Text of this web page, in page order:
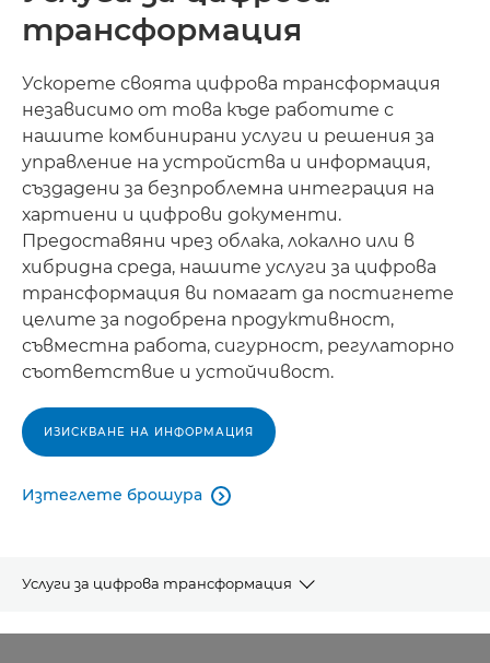
трансформация
Ускорете своята цифрова трансформация
независимо от това къде работите с
нашите комбинирани услуги и решения за
управление на устройства и информация,
създадени за безпроблемна интеграция на
хартиени и цифрови документи.
Предоставяни чрез облака, локално или в
хибридна среда, нашите услуги за цифрова
трансформация ви помагат да постигнете
целите за подобрена продуктивност,
съвместна работа, сигурност, регулаторно
съответствие и устойчивост.
ИЗИСКВАНЕ НА ИНФОРМАЦИЯ
Изтеглете брошура 
Услуги за цифрова трансформация
ПРЕГЛЕД